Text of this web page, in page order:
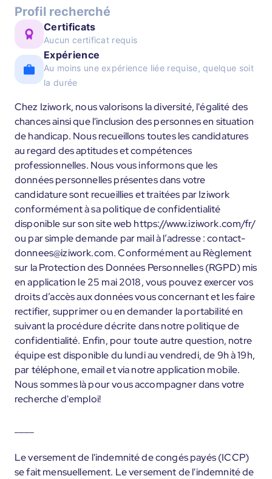
Profil recherché
Certificats
Aucun certificat requis
Expérience
Au moins une expérience liée requise, quelque soit
la durée
Chez Iziwork, nous valorisons la diversité, l'égalité des
chances ainsi que l'inclusion des personnes en situation
de handicap. Nous recueillons toutes les candidatures
au regard des aptitudes et compétences
professionnelles. Nous vous informons que les
données personnelles présentes dans votre
candidature sont recueillies et traitées par Iziwork
conformément à sa politique de confidentialité
disponible sur son site web https://www.iziwork.com/fr/
ou par simple demande par mail à l’adresse : contact-
donnees@iziwork.com. Conformément au Règlement
sur la Protection des Données Personnelles (RGPD) mis
en application le 25 mai 2018, vous pouvez exercer vos
droits d’accès aux données vous concernant et les faire
rectifier, supprimer ou en demander la portabilité en
suivant la procédure décrite dans notre politique de
confidentialité. Enfin, pour toute autre question, notre
équipe est disponible du lundi au vendredi, de 9h à 19h,
par téléphone, email et via notre application mobile.
Nous sommes là pour vous accompagner dans votre
recherche d'emploi!
Le versement de l'indemnité de congés payés (ICCP)
se fait mensuellement. Le versement de l'indemnité de